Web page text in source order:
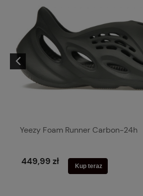
Yeezy Foam Runner Carbon-24h
449,99 zł Kup teraz